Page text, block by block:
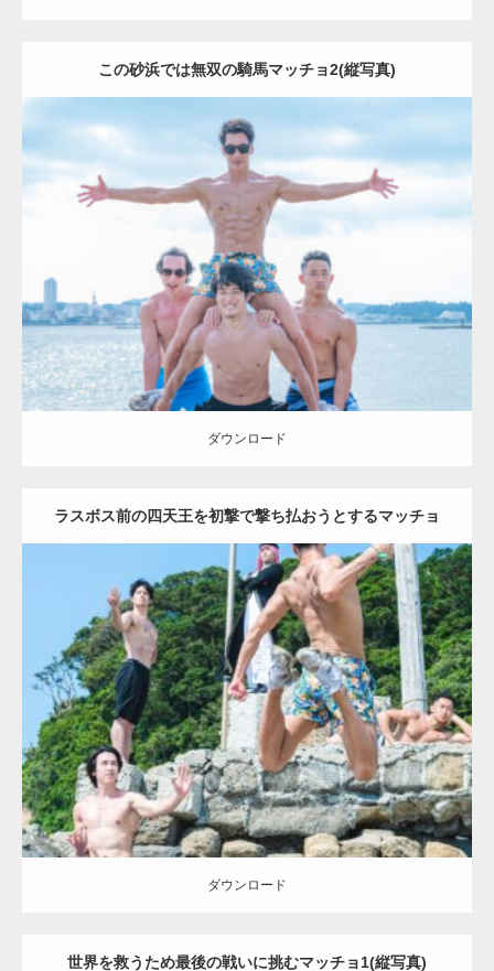
この砂浜では無双の騎馬マッチョ2(縦写真)
Update: 2023.09.6
AKIHITO(細マッチョ) SOSUKE
ダウンロード
ダウンロード
ラスボス前の四天王を初撃で撃ち払おうとするマッチョ
(縦写真)
Update: 2023.09.6
Category:海のマッチョ2 inori AKIHITO(細マッチョ) SOSUKE
外資系
筋肉 背中 闘うマッチョ
ダウンロード
ダウンロード
世界を救うため最後の戦いに挑むマッチョ1(縦写真)
【YouTube】マッチョフリー素材メンバーが
ギネス世界記録…